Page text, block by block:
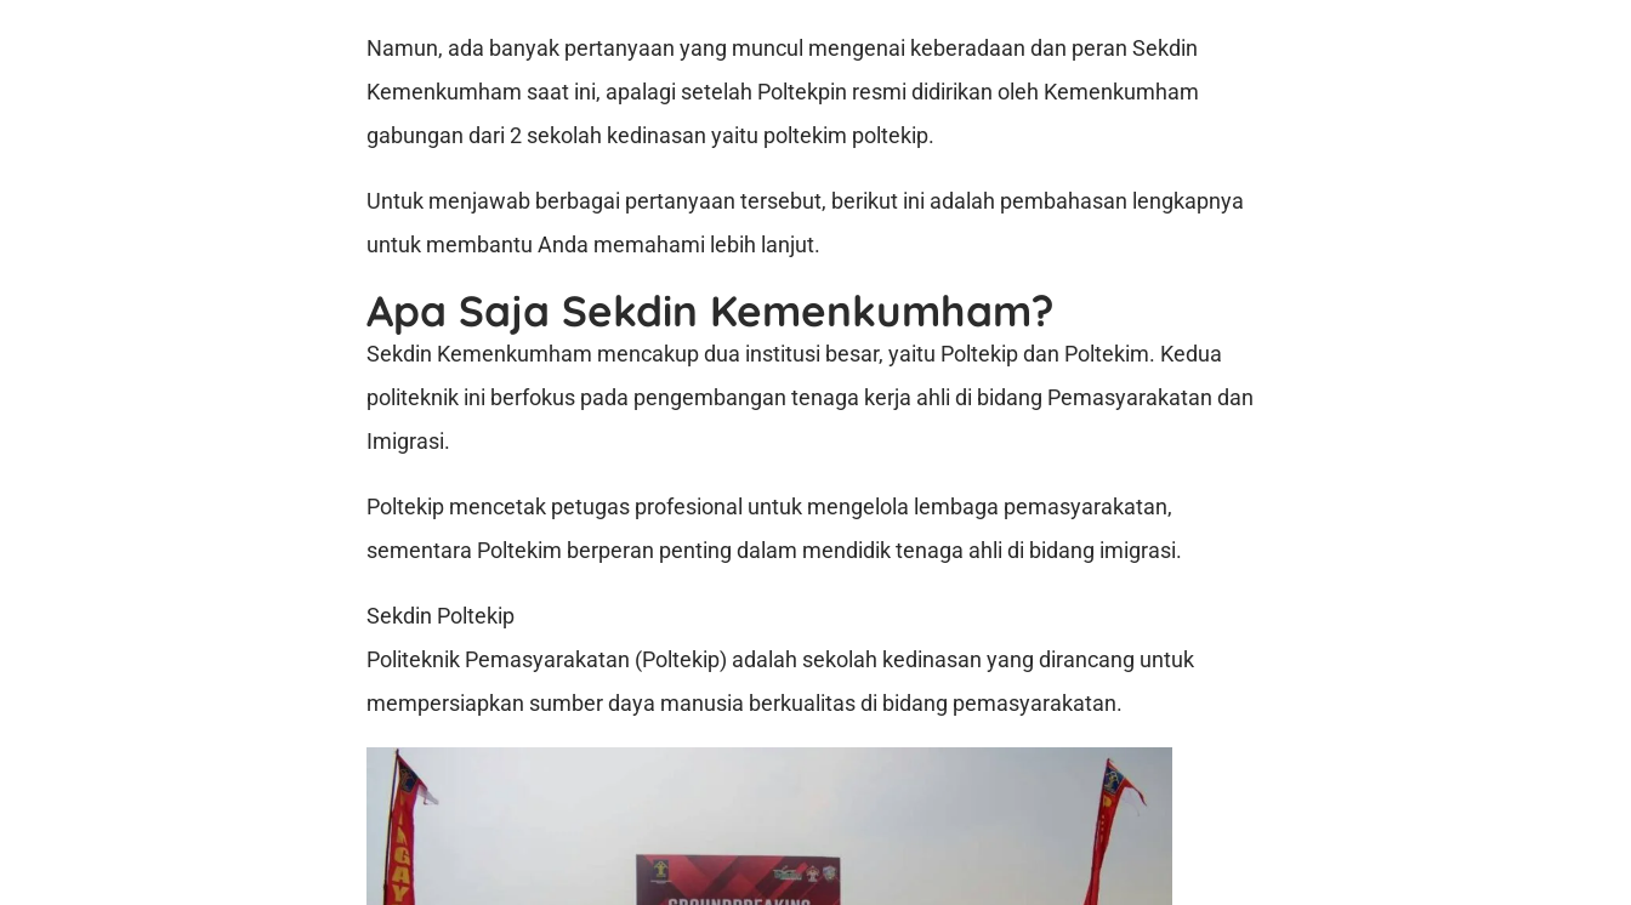
Namun, ada banyak pertanyaan yang muncul mengenai keberadaan dan peran Sekdin
Kemenkumham saat ini, apalagi setelah Poltekpin resmi didirikan oleh Kemenkumham
gabungan dari 2 sekolah kedinasan yaitu poltekim poltekip.
Untuk menjawab berbagai pertanyaan tersebut, berikut ini adalah pembahasan lengkapnya
untuk membantu Anda memahami lebih lanjut.
Apa Saja Sekdin Kemenkumham?
Sekdin Kemenkumham mencakup dua institusi besar, yaitu Poltekip dan Poltekim. Kedua
politeknik ini berfokus pada pengembangan tenaga kerja ahli di bidang Pemasyarakatan dan
Imigrasi.
Poltekip mencetak petugas profesional untuk mengelola lembaga pemasyarakatan,
sementara Poltekim berperan penting dalam mendidik tenaga ahli di bidang imigrasi.
Sekdin Poltekip
Politeknik Pemasyarakatan (Poltekip) adalah sekolah kedinasan yang dirancang untuk
mempersiapkan sumber daya manusia berkualitas di bidang pemasyarakatan.